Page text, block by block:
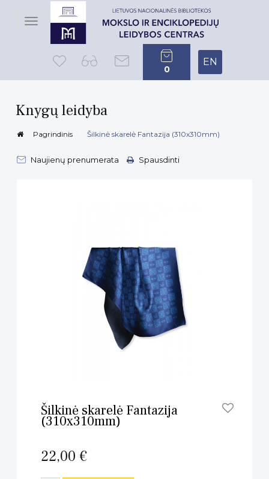
Toggle
navigation
0
EN
Knygų leidyba
Pagrindinis Šilkinė skarelė Fantazija (310x310mm)
Naujienų prenumerata Spausdinti
Šilkinė skarelė Fantazija
(310x310mm)
22,00 €